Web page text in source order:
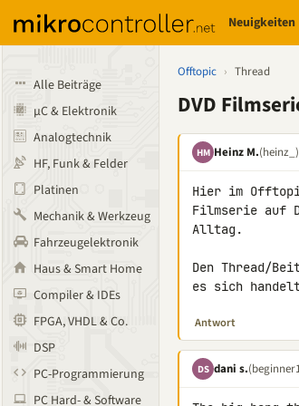
Neuigkeiten
Alle Beiträge
µC & Elektronik
Analogtechnik
HF, Funk & Felder
Platinen
Mechanik & Werkzeug
Fahrzeugelektronik
Haus & Smart Home
Compiler & IDEs
FPGA, VHDL & Co.
DSP
PC-Programmierung
PC Hard- & Software
Offtopic › Thread
DVD
HM Heinz M.(heinz_)
Hier im
Filmserie auf
Alltag.
Den Thread/
es sich
Antwort
DS dani s.